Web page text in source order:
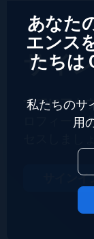
サイ
すでにアカ
ロフィール
サインイ
あなた
エンス
たちは
私たちのサ
用